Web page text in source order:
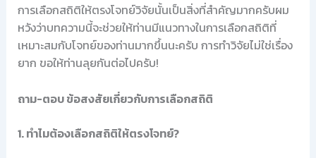
การเลือกสถิติให้ตรงโจทย์วิจัยนั้นเป็นสิ่งที่สำคัญมากครับผม
หวังว่าบทความนี้จะช่วยให้ท่านมีแนวทางในการเลือกสถิติที่
เหมาะสมกับโจทย์ของท่านมากขึ้นนะครับ การทำวิจัยไม่ใช่เรื่อง
ยาก ขอให้ท่านลุยกันต่อไปครับ!
ถาม-ตอบ ข้อสงสัยเกี่ยวกับการเลือกสถิติ
1. ทำไมต้องเลือกสถิติให้ตรงโจทย์?